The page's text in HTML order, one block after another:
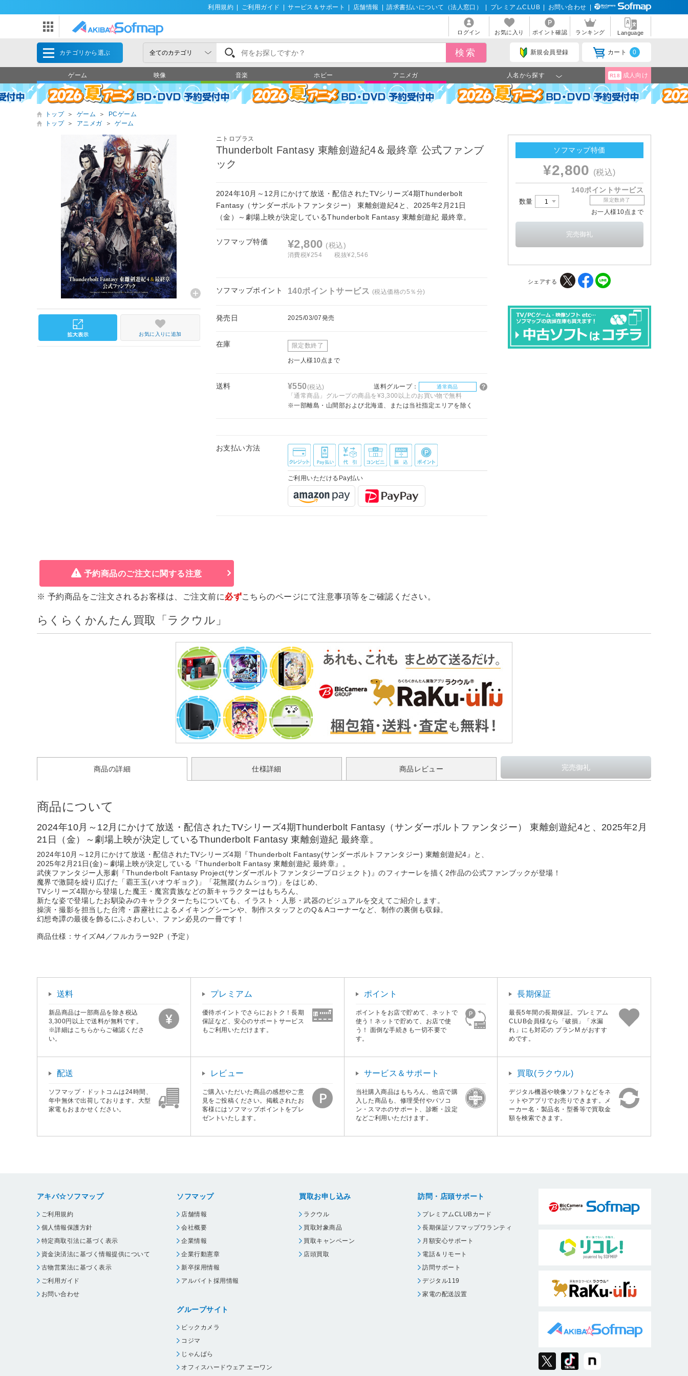
利用規約 ご利用ガイド サービス＆サポート 店舗情報 請求書払いについて（法人窓口） プレミアムCLUB お問い合わせ
ログイン お気に入り ポイント確認 ランキング Language
カテゴリから選ぶ 新規会員登録 カート 0
ゲーム 映像 音楽 ホビー アニメガ 人名から探す R18 成人向け
トップ ＞ ゲーム ＞
PCゲーム
トップ
＞ アニメガ ＞ ゲーム
ニトロプラス
Thunderbolt Fantasy 東離劍遊紀4＆最終章 公式ファンブ
ック
2024年10月～12月にかけて放送・配信されたTVシリーズ4期Thunderbolt
Fantasy（サンダーボルトファンタジー） 東離劍遊紀4と、2025年2月21日
（金）～劇場上映が決定しているThunderbolt Fantasy 東離劍遊紀 最終章。
ソフマップ特価 ¥2,800 (税込)
消費税¥254 税抜¥2,546
ソフマップポイント 140ポイントサービス (税込価格の5％分)
発売日 2025/03/07発売
在庫 限定数終了
お一人様10点まで
送料 ¥550(税込) 送料グループ： 通常商品
「通常商品」グループの商品を¥3,300以上のお買い物で無料
※一部離島・山間部および北海道、または当社指定エリアを除く
お支払い方法
ご利用いただけるPay払い
お気に入りに追加
ソフマップ特価
¥2,800 (税込)
140ポイントサービス
数量 限定数終了
お一人様10点まで
シェアする
予約商品のご注文に関する注意
※ 予約商品をご注文されるお客様は、ご注文前に必ずこちらのページにて注意事項等をご確認ください。
らくらくかんたん買取「ラクウル」
商品の詳細 仕様詳細 商品レビュー
商品について
2024年10月～12月にかけて放送・配信されたTVシリーズ4期Thunderbolt Fantasy（サンダーボルトファンタジー） 東離劍遊紀4と、2025年2月
21日（金）～劇場上映が決定しているThunderbolt Fantasy 東離劍遊紀 最終章。
2024年10月～12月にかけて放送・配信されたTVシリーズ4期『Thunderbolt Fantasy(サンダーボルトファンタジー) 東離劍遊紀4』と、
2025年2月21日(金)～劇場上映が決定している『Thunderbolt Fantasy 東離劍遊紀 最終章』。
武侠ファンタジー人形劇『Thunderbolt Fantasy Project(サンダーボルトファンタジープロジェクト)』のフィナーレを描く2作品の公式ファンブックが登場！
魔界で激闘を繰り広げた「霸王玉(ハオウギョク)」「花無蹤(カムショウ)」をはじめ、
TVシリーズ4期から登場した魔王・魔宮貴族などの新キャラクターはもちろん、
新たな姿で登場したお馴染みのキャラクターたちについても、イラスト・人形・武器のビジュアルを交えてご紹介します。
操演・撮影を担当した台湾・霹靂社によるメイキングシーンや、制作スタッフとのQ＆Aコーナーなど、制作の裏側も収録。
幻想奇譚の最後を飾るにふさわしい、ファン必見の一冊です！
商品仕様：サイズA4／フルカラー92P（予定）
送料
新品商品は一部商品を除き税込
3,300円以上で送料が無料です。
※詳細はこちらからご確認くださ
い。
プレミアム
優待ポイントでさらにおトク！長期
保証など、安心のサポートサービス
もご利用いただけます。
ポイント
ポイントをお店で貯めて、ネットで
使う！ネットで貯めて、お店で使
う！ 面倒な手続きも一切不要で
す。
長期保証
最長5年間の長期保証。プレミアム
CLUB会員様なら「破損」「水漏
れ」にも対応の プランM がおすす
めです。
配送
ソフマップ・ドットコムは24時間、
年中無休で出荷しております。大型
家電もおまかせください。
レビュー
ご購入いただいた商品の感想やご意
見をご投稿ください。掲載されたお
客様にはソフマップポイントをプレ
ゼントいたします。
サービス＆サポート
当社購入商品はもちろん、他店で購
入した商品も、修理受付やパソコ
ン・スマホのサポート、診断・設定
などご利用いただけます。
買取(ラクウル)
デジタル機器や映像ソフトなどをネ
ットやアプリでお売りできます。メ
ーカー名・製品名・型番等で買取金
額を検索できます。
アキバ☆ソフマップ
ご利用規約
個人情報保護方針
特定商取引法に基づく表示
資金決済法に基づく情報提供について
古物営業法に基づく表示
ご利用ガイド
お問い合わせ
ソフマップ
店舗情報
会社概要
企業情報
企業行動憲章
新卒採用情報
アルバイト採用情報
グループサイト
ビックカメラ
コジマ
じゃんぱら
オフィスハードウェア エーワン
買取お申し込み
ラクウル
買取対象商品
買取キャンペーン
店頭買取
訪問・店頭サポート
プレミアムCLUBカード
長期保証ソフマップワランティ
月額安心サポート
電話＆リモート
訪問サポート
デジタル119
家電の配送設置